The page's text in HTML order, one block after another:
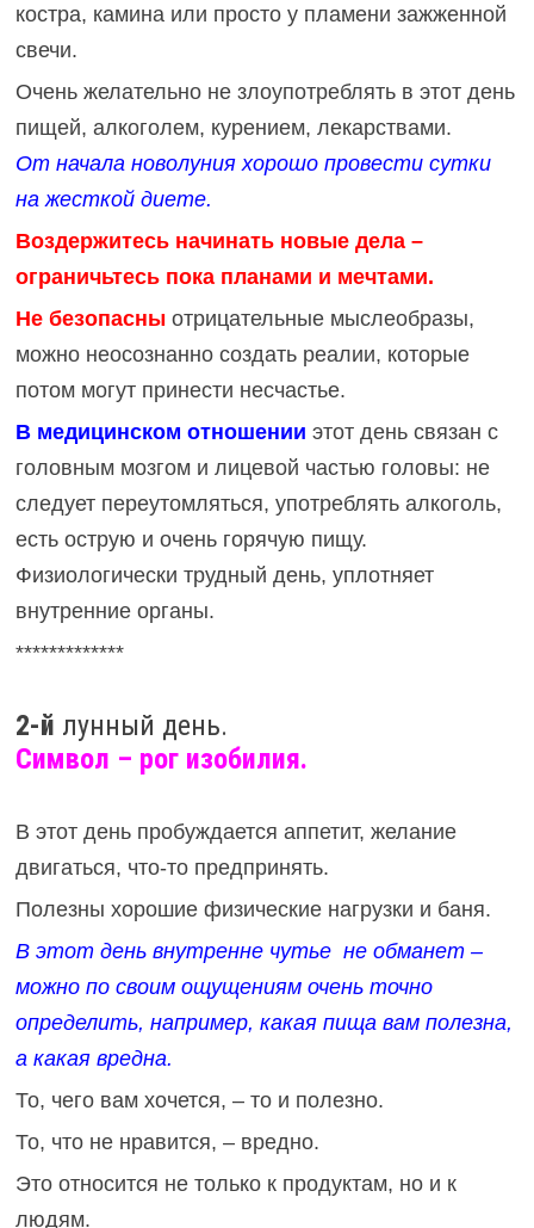
костра, камина или просто у пламени зажженной
свечи.
Очень желательно не злоупотреблять в этот день
пищей, алкоголем, курением, лекарствами.
От начала новолуния хорошо провести сутки
на жесткой диете.
Воздержитесь начинать новые дела –
ограничьтесь пока планами и мечтами.
Не безопасны отрицательные мыслеобразы,
можно неосознанно создать реалии, которые
потом могут принести несчастье.
В медицинском отношении этот день связан с
головным мозгом и лицевой частью головы: не
следует переутомляться, употреблять алкоголь,
есть острую и очень горячую пищу.
Физиологически трудный день, уплотняет
внутренние органы.
*************
2-й лунный день.
Символ – рог изобилия.
В этот день пробуждается аппетит, желание
двигаться, что-то предпринять.
Полезны хорошие физические нагрузки и баня.
В этот день внутренне чутье не обманет –
можно по своим ощущениям очень точно
определить, например, какая пища вам полезна,
а какая вредна.
То, чего вам хочется, – то и полезно.
То, что не нравится, – вредно.
Это относится не только к продуктам, но и к
людям.